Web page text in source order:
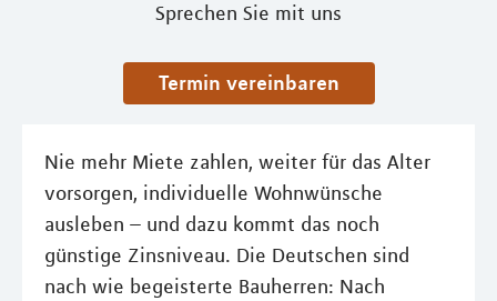
Sprechen Sie mit uns
Termin vereinbaren
Nie mehr Miete zahlen, weiter für das Alter
vorsorgen, individuelle Wohnwünsche
ausleben – und dazu kommt das noch
günstige Zinsniveau. Die Deutschen sind
nach wie begeisterte Bauherren: Nach